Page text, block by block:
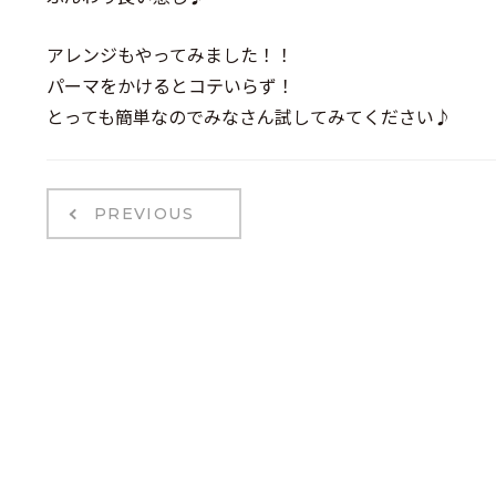
アレンジもやってみました！！
パーマをかけるとコテいらず！
とっても簡単なのでみなさん試してみてください♪
PREVIOUS